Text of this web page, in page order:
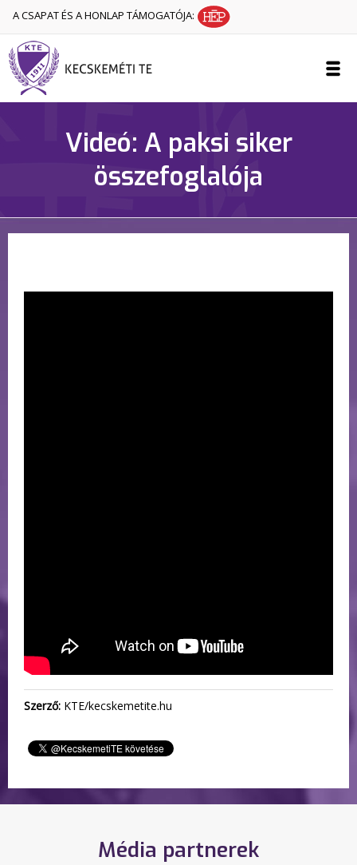
A CSAPAT ÉS A HONLAP TÁMOGATÓJA:
Videó: A paksi siker
összefoglalója
Szerző: KTE/kecskemetite.hu
Média partnerek